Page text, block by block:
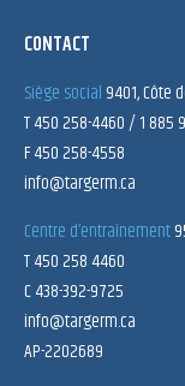
CONTACT
Siège social 9401, Côte
T 450 258-4460 / 1 885
F 450 258-4558
info@targerm.ca
Centre d’entraînement
T 450 258 4460
C 438-392-9725
info@targerm.ca
AP-2202689